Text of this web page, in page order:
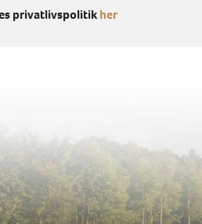
privatlivspolitikher